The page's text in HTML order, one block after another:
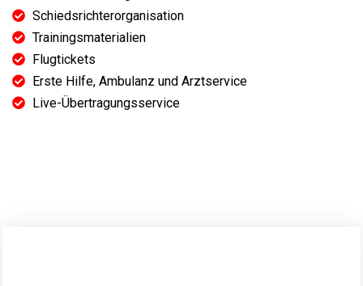
Schiedsrichterorganisation
Trainingsmaterialien
Flugtickets
Erste Hilfe, Ambulanz und Arztservice
Live-Übertragungsservice